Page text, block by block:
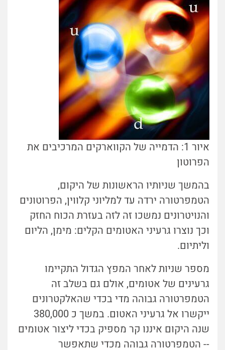
איור 1: הדמייה של הקווארקים המרכיבים את
הפרוטון
בהמשך שניותיו הראשונות של היקום,
הטמפרטורה ירדה עד למליוני קלווין, הפרוטונים
והנויטרונים נמשכו זה לזה בעזרת הכוח החזק
וכך נוצרו גרעיני האטומים הקלים: מימן, הליום
וליתיום.
מספר שניות לאחר המפץ הגדול התקיימו
גרעינים של אטומים, אולם גם בשלב זה
הטמפרטורה גבוהה מדי בכדי שהאלקטרונים
ייקשרו אל גרעיני האטום. במשך כ 380,000
שנה היקום איננו קר מספיק בכדי ליצור אטומים
-- הטמפרטורה גבוהה מכדי שתאפשר